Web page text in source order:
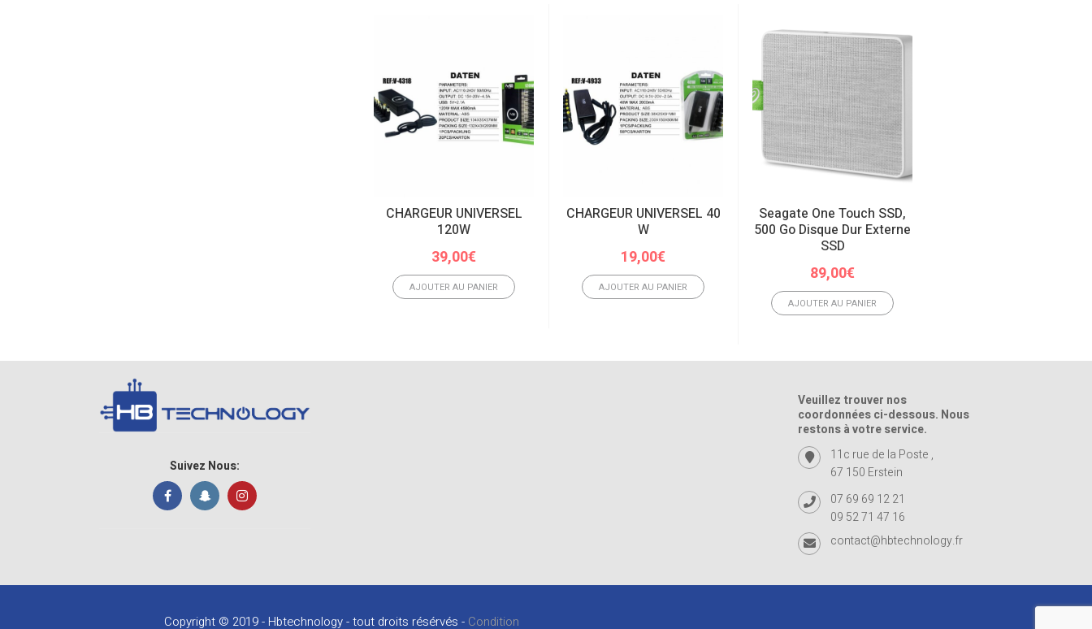
CHARGEUR UNIVERSEL
120W
39,00€
AJOUTER AU PANIER
CHARGEUR UNIVERSEL 40
W
19,00€
AJOUTER AU PANIER
Seagate One Touch SSD,
500 Go Disque Dur Externe
SSD
89,00€
AJOUTER AU PANIER
Suivez Nous:
Veuillez trouver nos
coordonnées ci-dessous. Nous
restons à votre service.
11c rue de la Poste ,
67 150 Erstein
07 69 69 12 21
09 52 71 47 16
contact@hbtechnology.fr
Copyright © 2019 - Hbtechnology - tout droits résérvés - Condition